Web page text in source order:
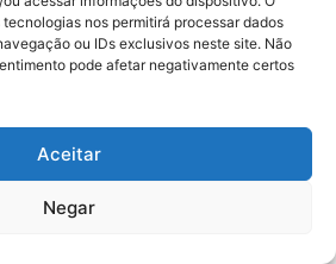
nos permitirá processar dados
ou IDs exclusivos neste site. Não
pode afetar negativamente certos
Aceitar
Negar
Federal investiga
crimes eleitorais